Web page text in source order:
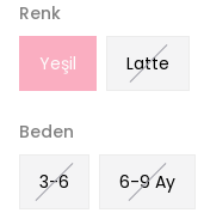
Renk
Yeşil Latte
Beden
3-6 6-9 Ay